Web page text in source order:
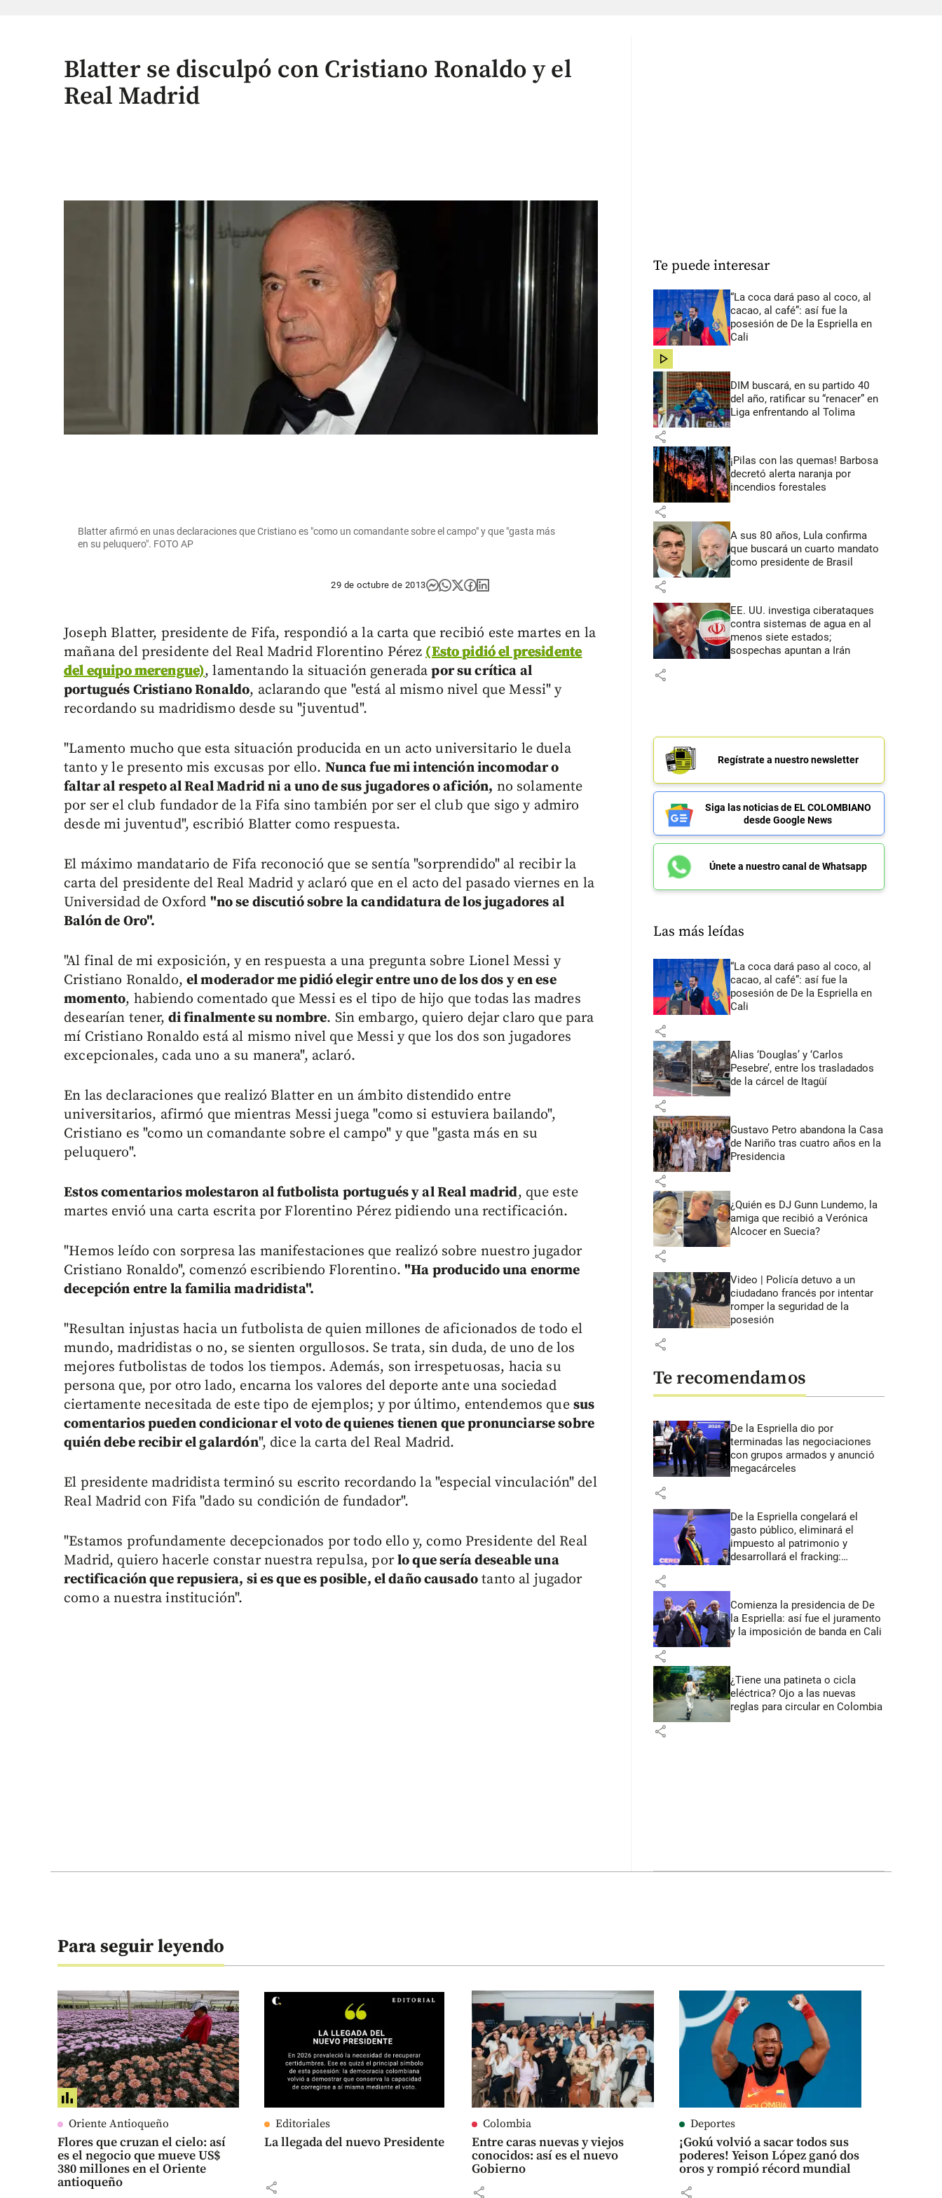
Blatter se disculpó con Cristiano Ronaldo y el
Real Madrid
Blatter afirmó en unas declaraciones que Cristiano es "como un comandante sobre el campo" y que "gasta más
en su peluquero". FOTO AP
29 de octubre de 2013
Joseph Blatter, presidente de Fifa, respondió a la carta que recibió este martes en la
mañana del presidente del Real Madrid Florentino Pérez(Esto pidió el presidente
del equipo merengue), lamentando la situación generadapor su crítica al
portugués Cristiano Ronaldo, aclarando que "está al mismo nivel que Messi" y
recordando su madridismo desde su "juventud".
"Lamento mucho que esta situación producida en un acto universitario le duela
tanto y le presento mis excusas por ello. Nunca fue mi intención incomodar o
faltar al respeto al Real Madrid ni a uno de sus jugadores o afición, no solamente
por ser el club fundador de la Fifa sino también por ser el club que sigo y admiro
desde mi juventud", escribió Blatter como respuesta.
El máximo mandatario de Fifa reconoció que se sentía "sorprendido" al recibir la
carta del presidente del Real Madrid y aclaró que en el acto del pasado viernes en la
Universidad de Oxford "no se discutió sobre la candidatura de los jugadores al
Balón de Oro".
"Al final de mi exposición, y en respuesta a una pregunta sobre Lionel Messi y
Cristiano Ronaldo,el moderador me pidió elegir entre uno de los dos y en ese
momento, habiendo comentado que Messi es el tipo de hijo que todas las madres
desearían tener, di finalmente su nombre. Sin embargo, quiero dejar claro que para
mí Cristiano Ronaldo está al mismo nivel que Messi y que los dos son jugadores
excepcionales, cada uno a su manera", aclaró.
En las declaraciones que realizó Blatter en un ámbito distendido entre
universitarios, afirmó que mientras Messi juega "como si estuviera bailando",
Cristiano es "como un comandante sobre el campo" y que "gasta más en su
peluquero".
Estos comentarios molestaron al futbolista portugués y al Real madrid, que este
martes envió una carta escrita por Florentino Pérez pidiendo una rectificación.
"Hemos leído con sorpresa las manifestaciones que realizó sobre nuestro jugador
Cristiano Ronaldo", comenzó escribiendo Florentino. "Ha producido una enorme
decepción entre la familia madridista".
"Resultan injustas hacia un futbolista de quien millones de aficionados de todo el
mundo, madridistas o no, se sienten orgullosos. Se trata, sin duda, de uno de los
mejores futbolistas de todos los tiempos. Además, son irrespetuosas, hacia su
persona que, por otro lado, encarna los valores del deporte ante una sociedad
ciertamente necesitada de este tipo de ejemplos; y por último, entendemos que sus
comentarios pueden condicionar el voto de quienes tienen que pronunciarse sobre
quién debe recibir el galardón", dice la carta del Real Madrid.
El presidente madridista terminó su escrito recordando la "especial vinculación" del
Real Madrid con Fifa "dado su condición de fundador".
"Estamos profundamente decepcionados por todo ello y, como Presidente del Real
Madrid, quiero hacerle constar nuestra repulsa, porlo que sería deseable una
rectificación que repusiera, si es que es posible, el daño causado tanto al jugador
como a nuestra institución".
Te puede interesar
“La coca dará paso al coco, al
cacao, al café”: así fue la
posesión de De la Espriella en
Cali
share
DIM buscará, en su partido 40
del año, ratificar su “renacer” en
Liga enfrentando al Tolima
share
¡Pilas con las quemas! Barbosa
decretó alerta naranja por
incendios forestales
share
A sus 80 años, Lula confirma
que buscará un cuarto mandato
como presidente de Brasil
share
EE. UU. investiga ciberataques
contra sistemas de agua en al
menos siete estados;
sospechas apuntan a Irán
share
Regístrate a nuestro newsletter
Siga las noticias de EL COLOMBIANO
desde Google News
Únete a nuestro canal de Whatsapp
Las más leídas
“La coca dará paso al coco, al
cacao, al café”: así fue la
posesión de De la Espriella en
Cali
share
Alias ‘Douglas’ y ‘Carlos
Pesebre’, entre los trasladados
de la cárcel de Itagüí
share
Gustavo Petro abandona la Casa
de Nariño tras cuatro años en la
Presidencia
share
¿Quién es DJ Gunn Lundemo, la
amiga que recibió a Verónica
Alcocer en Suecia?
share
Video | Policía detuvo a un
ciudadano francés por intentar
romper la seguridad de la
posesión
share
Te recomendamos
De la Espriella dio por
terminadas las negociaciones
con grupos armados y anunció
megacárceles
share
De la Espriella congelará el
gasto público, eliminará el
impuesto al patrimonio y
desarrollará el fracking:
share
Comienza la presidencia de De
la Espriella: así fue el juramento
y la imposición de banda en Cali
share
¿Tiene una patineta o cicla
eléctrica? Ojo a las nuevas
reglas para circular en Colombia
share
Para seguir leyendo
Oriente Antioqueño
Flores que cruzan el cielo: así
es el negocio que mueve US$
380 millones en el Oriente
antioqueño
Editoriales
La llegada del nuevo Presidente
share
Colombia
Entre caras nuevas y viejos
conocidos: así es el nuevo
Gobierno
share
Deportes
¡Gokú volvió a sacar todos sus
poderes! Yeison López ganó dos
oros y rompió récord mundial
share